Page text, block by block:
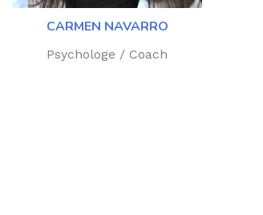
CARMEN NAVARRO
Psychologe / Coach